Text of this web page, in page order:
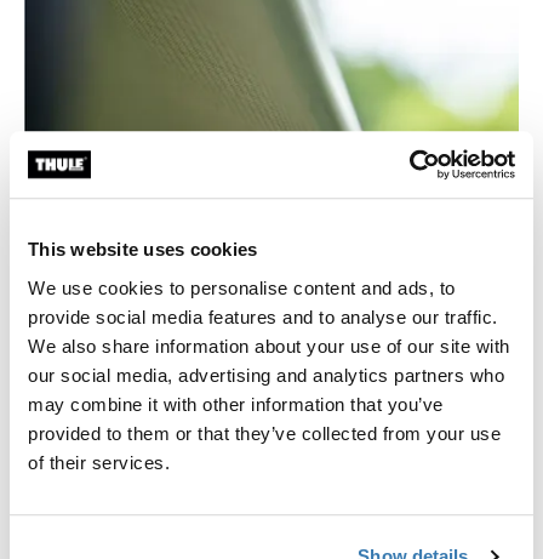
This website uses cookies
We use cookies to personalise content and ads, to
provide social media features and to analyse our traffic.
We also share information about your use of our site with
our social media, advertising and analytics partners who
may combine it with other information that you’ve
provided to them or that they’ve collected from your use
of their services.
Spolehlivá ochrana před sluncem a deštěm